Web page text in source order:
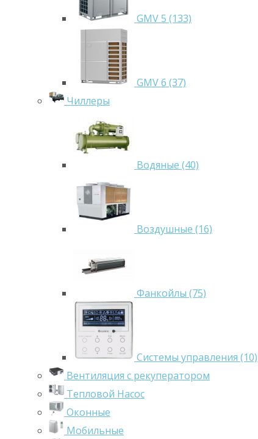
GMV 5 (133)
GMV 6 (37)
Чиллеры
Водяные (40)
Воздушные (16)
Фанкойлы (75)
Системы управления (10)
Вентиляция с рекуператором
Тепловой Насос
Оконные
Мобильные